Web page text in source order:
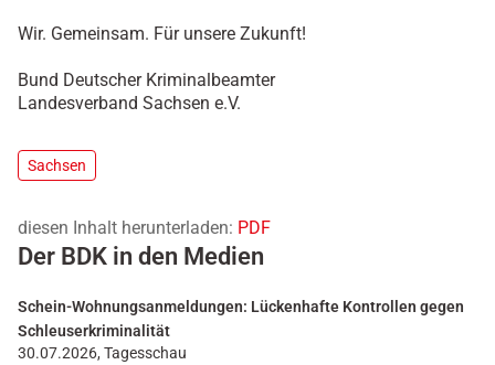
Wir. Gemeinsam. Für unsere Zukunft!
Bund Deutscher Kriminalbeamter
Landesverband Sachsen e.V.
Sachsen
diesen Inhalt herunterladen: PDF
Der BDK in den Medien
Schein-Wohnungsanmeldungen: Lückenhafte Kontrollen gegen
Schleuserkriminalität
30.07.2026, Tagesschau